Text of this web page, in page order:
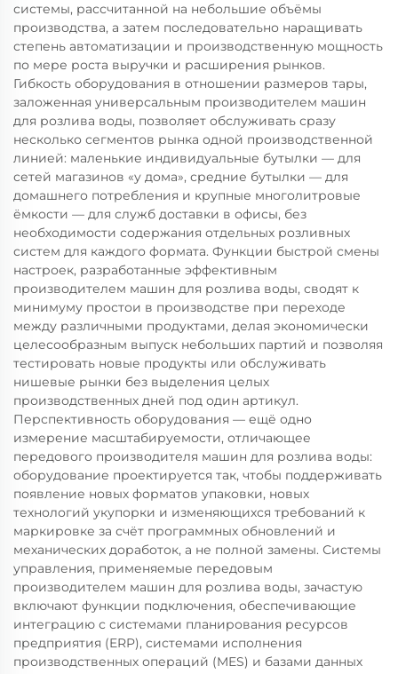
системы, рассчитанной на небольшие объёмы
производства, а затем последовательно наращивать
степень автоматизации и производственную мощность
по мере роста выручки и расширения рынков.
Гибкость оборудования в отношении размеров тары,
заложенная универсальным производителем машин
для розлива воды, позволяет обслуживать сразу
несколько сегментов рынка одной производственной
линией: маленькие индивидуальные бутылки — для
сетей магазинов «у дома», средние бутылки — для
домашнего потребления и крупные многолитровые
ёмкости — для служб доставки в офисы, без
необходимости содержания отдельных розливных
систем для каждого формата. Функции быстрой смены
настроек, разработанные эффективным
производителем машин для розлива воды, сводят к
минимуму простои в производстве при переходе
между различными продуктами, делая экономически
целесообразным выпуск небольших партий и позволяя
тестировать новые продукты или обслуживать
нишевые рынки без выделения целых
производственных дней под один артикул.
Перспективность оборудования — ещё одно
измерение масштабируемости, отличающее
передового производителя машин для розлива воды:
оборудование проектируется так, чтобы поддерживать
появление новых форматов упаковки, новых
технологий укупорки и изменяющихся требований к
маркировке за счёт программных обновлений и
механических доработок, а не полной замены. Системы
управления, применяемые передовым
производителем машин для розлива воды, зачастую
включают функции подключения, обеспечивающие
интеграцию с системами планирования ресурсов
предприятия (ERP), системами исполнения
производственных операций (MES) и базами данных